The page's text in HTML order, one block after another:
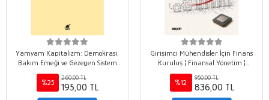
Yamyam Kapitalizm: Demokrasi,
Bakım Emeği ve Gezegen Sistem
Tarafından Nasıl Mideye İndiriliyor
ve Bizler Bu Konuda Ne
Yapabiliriz?
%25
260,00 TL
195,00 TL
Girişimci Mühendisler İçin Finans
Kuruluş ¦ Finansal Yönetim ¦
Büyüme
%12
950,00 TL
836,00 TL